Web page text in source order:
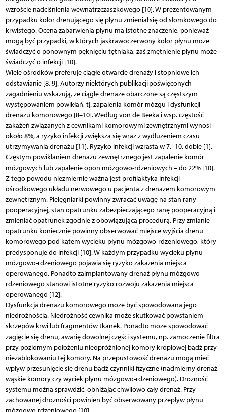
wzroście nadciśnienia wewnątrzczaszkowego [10]. W prezentowanym
przypadku kolor drenującego się płynu zmieniał się od słomkowego do
krwistego. Ocena zabarwienia płynu ma istotne znaczenie, ponieważ
mogą być przypadki, w których jaskrawoczerwony kolor płynu może
świadczyć o ponownym pęknięciu tętniaka, zaś zmętnienie płynu może
świadczyć o infekcji [10].
Wiele ośrodków preferuje ciągłe otwarcie drenaży i stopniowe ich
odstawianie [8, 9]. Autorzy niektórych publikacji poświęconych
zagadnieniu wskazują, że ciągłe drenaże obarczone są częstszym
występowaniem powikłań, tj. zapalenia komór mózgu i dysfunkcji
drenażu komorowego [8–10]. Według von de Beeka i wsp. częstość
zakażeń związanych z cewnikami komorowymi zewnętrznymi wynosi
około 8%, a ryzyko infekcji zwiększa się wraz z wydłużeniem czasu
utrzymywania drenażu [11]. Ryzyko infekcji wzrasta w 7.–10. dobie [1].
Częstym powikłaniem drenażu zewnętrznego jest zapalenie komór
mózgowych lub zapalenie opon mózgowo-rdzeniowych – do 22% [10].
Z tego powodu niezmiernie ważna jest profilaktyka infekcji
ośrodkowego układu nerwowego u pacjenta z drenażem komorowym
zewnętrznym. Pielęgniarki powinny zwracać uwagę na stan rany
pooperacyjnej, stan opatrunku zabezpieczającego ranę pooperacyjną i
zmieniać opatrunek zgodnie z obowiązującą procedurą. Przy zmianie
opatrunku koniecznie powinny obserwować miejsce wyjścia drenu
komorowego pod kątem wycieku płynu mózgowo-rdzeniowego, który
predysponuje do infekcji [10]. W każdym przypadku wycieku płynu
mózgowo-rdzeniowego pojawia się ryzyko zakażenia miejsca
operowanego. Ponadto zaimplantowany drenaż płynu mózgowo-
rdzeniowego stanowi istotne ryzyko rozwoju zakażenia miejsca
operowanego [12].
Dysfunkcja drenażu komorowego może być spowodowana jego
niedrożnością. Niedrożność cewnika może skutkować powstaniem
skrzepów krwi lub fragmentów tkanek. Ponadto może spowodować
zagięcie się drenu, awarię dowolnej części systemu, np. zamoczenie filtra
przy poziomym położeniu nieopróżnionej komory kroplowej bądź przy
niezablokowaniu tej komory. Na przepustowość drenażu mogą mieć
wpływ przesunięcie się drenu bądź czynniki fizyczne (nadmierny drenaż,
wąskie komory czy wyciek płynu mózgowo-rdzeniowego). Drożność
systemu można sprawdzić, obniżając chwilowo cały drenaż. Przy
zachowanej drożności powinien być obserwowany przepływ płynu